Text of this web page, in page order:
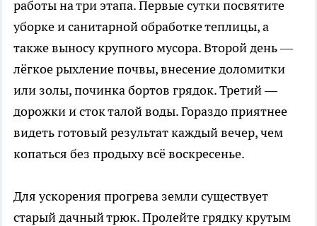
работы на три этапа. Первые сутки посвятите
уборке и санитарной обработке теплицы, а
также выносу крупного мусора. Второй день —
лёгкое рыхление почвы, внесение доломитки
или золы, починка бортов грядок. Третий —
дорожки и сток талой воды. Гораздо приятнее
видеть готовый результат каждый вечер, чем
копаться без продыху всё воскресенье.
Для ускорения прогрева земли существует
старый дачный трюк. Пролейте грядку крутым